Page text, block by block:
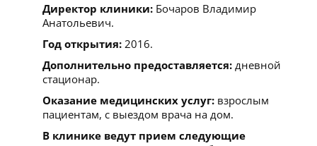
Директор клиники: Бочаров Владимир
Анатольевич.
Год открытия: 2016.
Дополнительно предоставляется: дневной
стационар.
Оказание медицинских услуг: взрослым
пациентам, с выездом врача на дом.
В клинике ведут прием следующие